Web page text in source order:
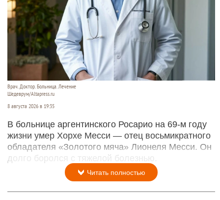
Врач. Доктор. Больница. Лечение
Шедеврум/Altapress.ru
8 августа 2026 в 19:35
В больнице аргентинского Росарио на 69-м году
жизни умер Хорхе Месси — отец восьмикратного
обладателя «Золотого мяча» Лионеля Месси. Он
долго боролся с тяжелой болезнью.
Читать полностью